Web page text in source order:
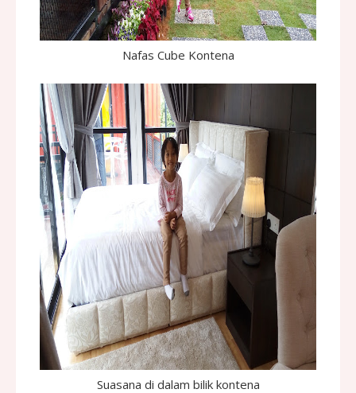
Nafas Cube Kontena
Suasana di dalam bilik kontena